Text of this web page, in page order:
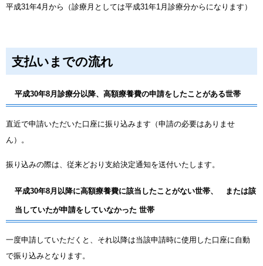
平成31年4月から（診療月としては平成31年1月診療分からになります）
支払いまでの流れ
平成30年8月診療分以降、高額療養費の申請をしたことがある世帯
直近で申請いただいた口座に振り込みます（申請の必要はありませ
ん） 。
振り込みの際は、従来どおり支給決定通知を送付いたします。
平成30年8月以降に高額療養費に該当したことがない世帯、 または該
当していたが申請をしていなかった 世帯
一度申請していただくと、それ以降は当該申請時に使用した口座に自動
で振り込みとなります。